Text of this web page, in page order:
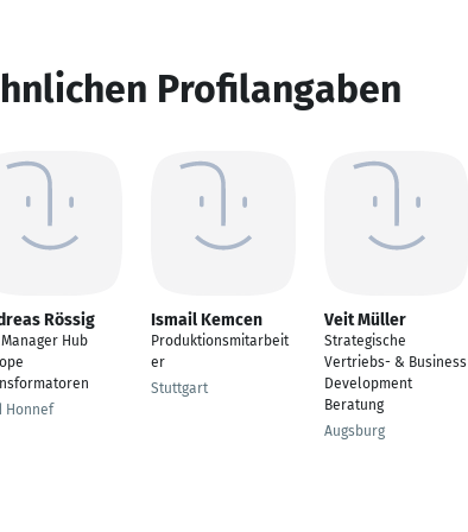
Profilangaben
Rössig
Manager Hub
Honnef
Ismail Kemcen
Produktionsmitarbeit
er
Stuttgart
Veit Müller
Strategische
Vertriebs- & Business
Development
Beratung
Augsburg